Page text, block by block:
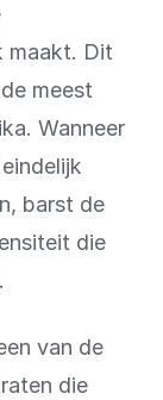
maakt. Dit
meest
Wanneer
barst de
die
van de
die